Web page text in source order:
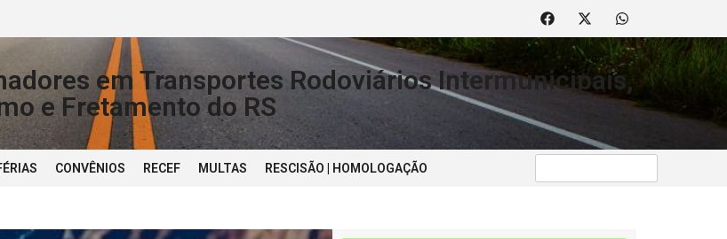
em Transportes Rodoviários Intermunicipais,
e Fretamento do RS
CONVÊNIOS RECEF MULTAS RESCISÃO | HOMOLOGAÇÃO